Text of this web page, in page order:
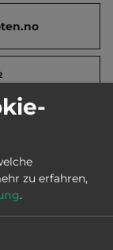
zu erfahren,
.